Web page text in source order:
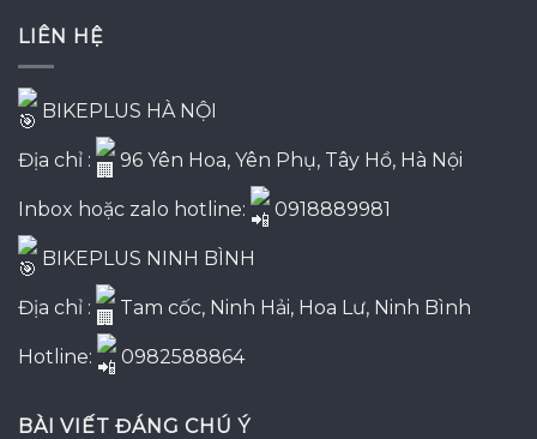
LIÊN HỆ
BIKEPLUS HÀ NỘI
Địa chỉ : 96 Yên Hoa, Yên Phụ, Tây Hồ, Hà Nội
Inbox hoặc zalo hotline: 0918889981
BIKEPLUS NINH BÌNH
Địa chỉ : Tam cốc, Ninh Hải, Hoa Lư, Ninh Bình
Hotline: 0982588864
BÀI VIẾT ĐÁNG CHÚ Ý